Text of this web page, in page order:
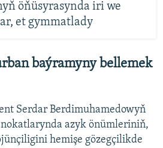
öňüsyrasynda iri we
et gymmatlady
baýramyny bellemek
Serdar Berdimuhamedowyň
azyk önümleriniň,
hemişe gözegçilikde